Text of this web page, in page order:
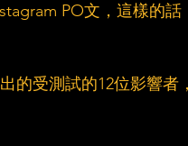
PO文，這樣的
的受測試的12位影響者